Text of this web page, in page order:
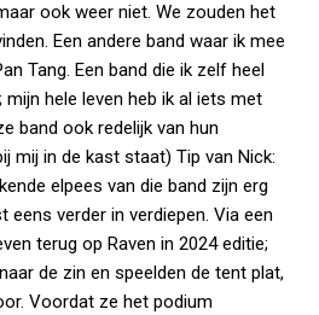
ook weer niet. We zouden het
Een andere band waar ik mee
Tang. Een band die ik zelf heel
mijn hele leven heb ik al iets met
band ook redelijk van hun
mij in de kast staat) Tip van Nick:
elpees van die band zijn erg
eens verder in verdiepen. Via een
terug op Raven in 2024 editie;
de zin en speelden de tent plat,
Voordat ze het podium